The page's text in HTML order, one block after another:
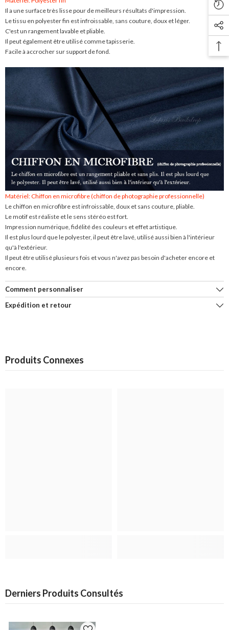
Il a une surface très lisse pour de meilleurs résultats d'impression.
Le tissu en polyester fin est infroissable, sans couture, doux et léger.
C'est un rangement lavable et pliable.
Il peut également être utilisé comme tapisserie.
Facile à accrocher sur support de fond.
Matériel: Chiffon en microfibre (chiffon de photographie professionnelle)
Le chiffon en microfibre est infroissable, doux et sans couture, pliable.
Le motif est réaliste et le sens stéréo est fort.
Impression numérique, fidélité des couleurs et effet artistique.
Il est plus lourd que le polyester, il peut être lavé, utilisé aussi bien à l'intérieur
qu'à l'extérieur.
Il peut être utilisé plusieurs fois et vous n'avez pas besoin d'acheter encore et
encore.
Comment personnaliser
Expédition et retour
Produits Connexes
Derniers Produits Consultés